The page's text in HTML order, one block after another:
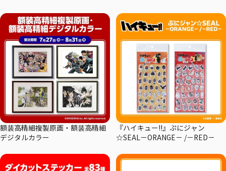
額装高精細複製原画・額装高精細
デジタルカラー
『ハイキュー!!』ぷにジャン
☆SEAL－ORANGE－ /－RED－